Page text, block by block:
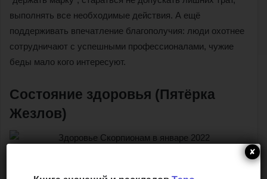
выполнять все необходимые действия. А ещё
поддерживать впечатление благополучия: люди охотнее
сотрудничают с успешными профессионалами, чужие
беды мало кого интересуют.
Состояние здоровья (Пятёрка
Жезлов)
символизирует задорную, но несколько ✘